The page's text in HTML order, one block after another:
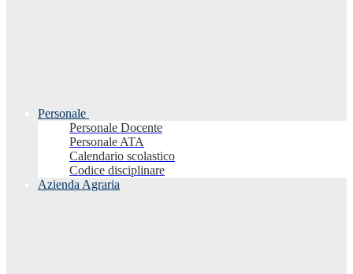
Personale
Personale Docente
Personale ATA
Calendario scolastico
Codice disciplinare
Azienda Agraria